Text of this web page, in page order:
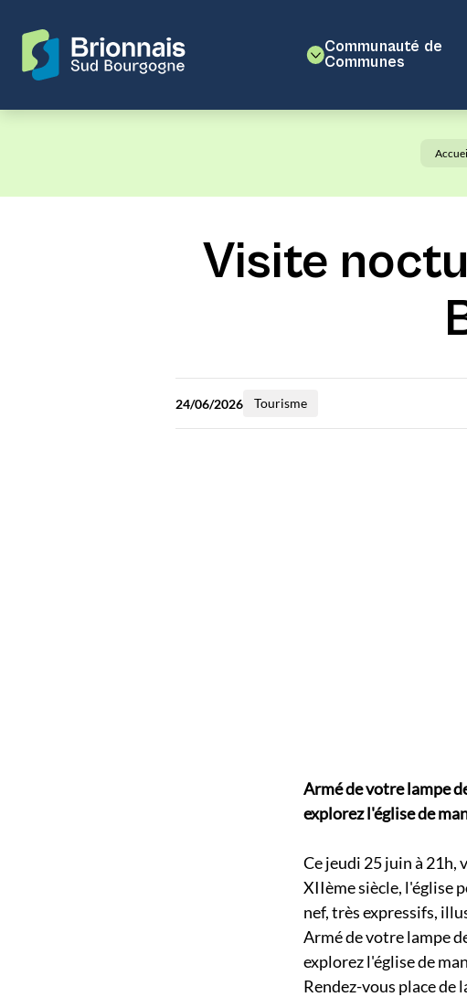
Communauté de
Communes
Visite
24/06/2026 Tourisme
Armé de votre lampe
explorez l'église de
Ce jeudi 25 juin à 21h,
XIIème siècle, l'église
nef, très expressifs,
Armé de votre lampe
explorez l'église de
Rendez-vous place de